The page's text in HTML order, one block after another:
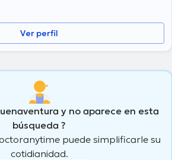
Ver perfil
y no aparece en esta
búsqueda ?
puede simplificarle su
cotidianidad.